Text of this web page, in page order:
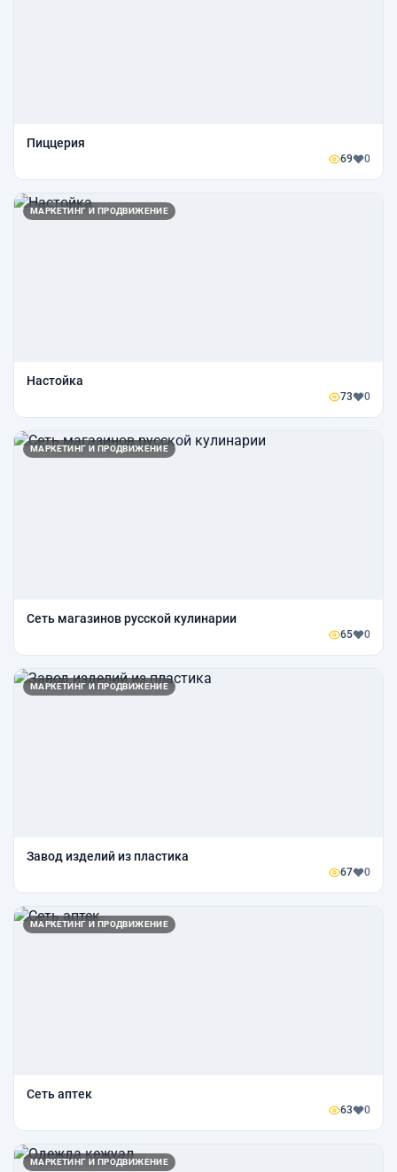
Пиццерия
69 0
МАРКЕТИНГ И ПРОДВИЖЕНИЕ
Настойка
73 0
МАРКЕТИНГ И ПРОДВИЖЕНИЕ
Сеть магазинов русской кулинарии
65 0
МАРКЕТИНГ И ПРОДВИЖЕНИЕ
Завод изделий из пластика
67 0
МАРКЕТИНГ И ПРОДВИЖЕНИЕ
Сеть аптек
63 0
МАРКЕТИНГ И ПРОДВИЖЕНИЕ